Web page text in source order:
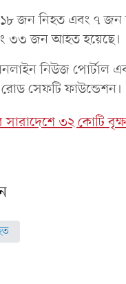
জন নিহত এবং ৭
৩৩ জন আহত হয়েছে।
নিউজ পোর্টাল
সেফটি ফাউন্ডেশন।
৩২ কোটি